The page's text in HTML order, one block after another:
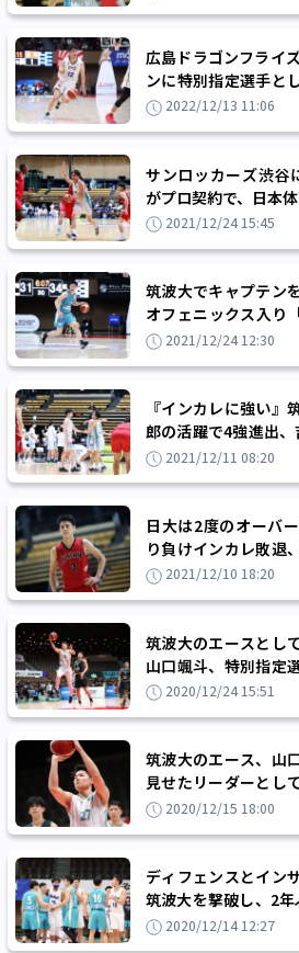
広島ドラゴンフライ
ンに特別指定選手と
中村拓人と契約合意
2022/12/13 11:06
サンロッカーズ渋谷
がプロ契約で、日本
指定選手として加入
2021/12/24 15:45
筑波大でキャプテン
オフェニックス入り
チームの力になれるよ
2021/12/24 12:30
『インカレに強い』
郎の活躍で4強進出
引っ張るのが大学スポ
2021/12/11 08:20
日大は2度のオーバ
り負けインカレ敗退
「もっと自分が立ち向
2021/12/10 18:20
筑波大のエースとし
山口颯斗、特別指定
に加入2020/12/24 15:51
筑波大のエース、山
見せたリーダーとし
ら勝てるわけはない」
2020/12/15 18:00
ディフェンスとイン
筑波大を撃破し、2
を達成2020/12/14 12:27